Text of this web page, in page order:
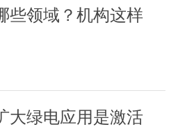
些领域？机构这样
大绿电应用是激活